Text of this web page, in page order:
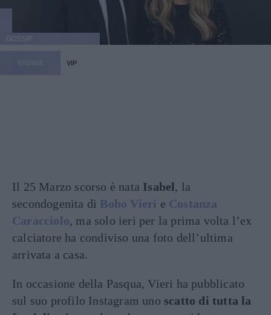
VIP
Il 25 Marzo scorso è nata Isabel, la
secondogenita di Bobo Vieri e Costanza
Caracciolo, ma solo ieri per la prima volta l’ex
calciatore ha condiviso una foto dell’ultima
arrivata a casa.
In occasione della Pasqua, Vieri ha pubblicato
sul suo profilo Instagram uno scatto di tutta la